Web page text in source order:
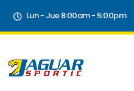
Lun - Jue 8:00am - 5:00pm